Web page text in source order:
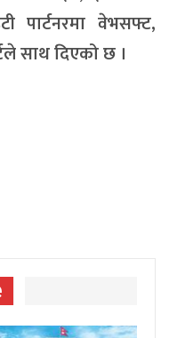
पार्टनरमा वेभसफ्ट,
साथ दिएको छ ।